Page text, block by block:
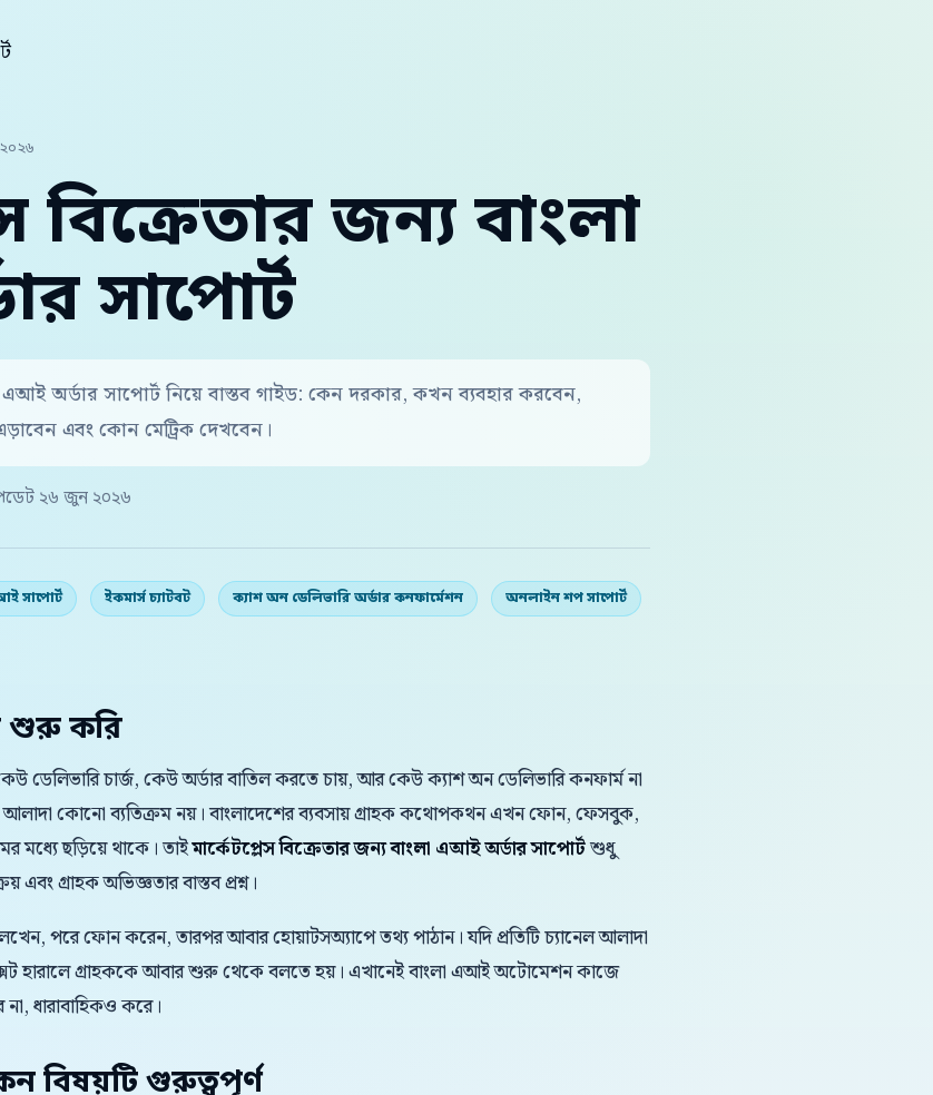
বিক্রেতার জন্য বাংলা
সাপোর্ট
এআই অর্ডার সাপোর্ট নিয়ে বাস্তব গাইড: কেন দরকার, কখন ব্যবহার করবেন,
এবং কোন মেট্রিক দেখবেন।
২৬ জুন ২০২৬
সাপোর্ট ইকমার্স চ্যাটবট ক্যাশ অন ডেলিভারি অর্ডার কনফার্মেশন অনলাইন শপ সাপোর্ট
শুরু করি
ডেলিভারি চার্জ, কেউ অর্ডার বাতিল করতে চায়, আর কেউ ক্যাশ অন ডেলিভারি কনফার্ম না
আলাদা কোনো ব্যতিক্রম নয়। বাংলাদেশের ব্যবসায় গ্রাহক কথোপকথন এখন ফোন, ফেসবুক,
মধ্যে ছড়িয়ে থাকে। তাইমার্কেটপ্লেস বিক্রেতার জন্য বাংলা এআই অর্ডার সাপোর্টশুধু
গ্রাহক অভিজ্ঞতার বাস্তব প্রশ্ন।
পরে ফোন করেন, তারপর আবার হোয়াটসঅ্যাপে তথ্য পাঠান। যদি প্রতিটি চ্যানেল আলাদা
হারালে গ্রাহককে আবার শুরু থেকে বলতে হয়। এখানেই বাংলা এআই অটোমেশন কাজে
ধারাবাহিকও করে।
বিষয়টি গুরুত্বপূর্ণ